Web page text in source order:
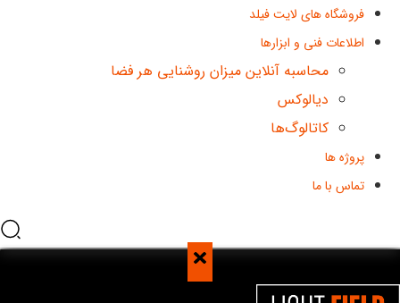
فروشگاه های لایت فیلد
اطلاعات فنی و ابزارها
محاسبه آنلاین میزان روشنایی هر فضا
دیالوکس
کاتالوگ‌ها
پروژه ها
تماس با ما